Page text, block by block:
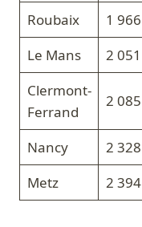
Roubaix
1 966
Le Mans
2 051
Clermont-
Ferrand
2 085
Nancy 2 328
Metz
2 394